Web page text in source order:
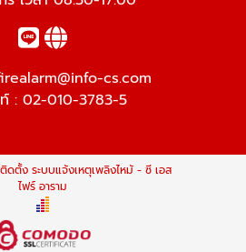
cs.com
: 02-010-3783-5
ตั้ง ระบบแจ้งเหตุเพลิงไหม้ - ซี เอส
ไฟร์ อาราม